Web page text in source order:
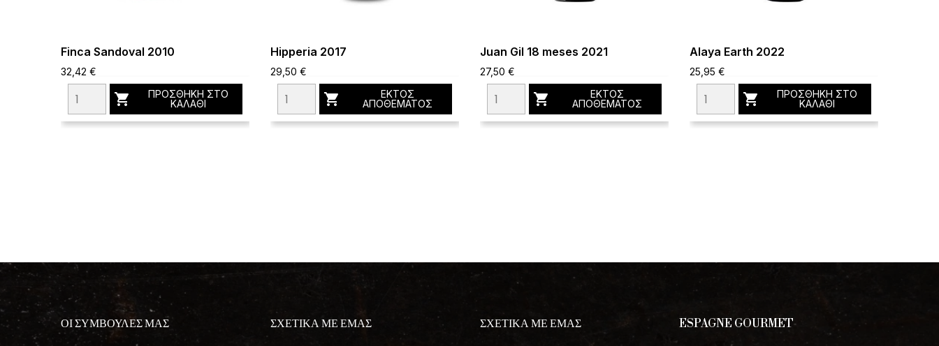
Finca Sandoval 2010
32,42 €

ΠΡΟΣΘΉΚΗ ΣΤΟ
ΚΑΛΆΘΙ
Hipperia 2017
29,50 €

ΕΚΤΌΣ
ΑΠΟΘΈΜΑΤΟΣ
Juan Gil 18 meses 2021
27,50 €

ΕΚΤΌΣ
ΑΠΟΘΈΜΑΤΟΣ
Alaya Earth 2022
25,95 €

ΠΡΟΣΘΉΚΗ ΣΤΟ
ΚΑΛΆΘΙ
ΟΙ ΣΥΜΒΟΥΛΕΣ ΜΑΣ ΣΧΕΤΙΚΑ ΜΕ ΕΜΑΣ ΣΧΕΤΙΚΑ ΜΕ ΕΜΑΣ ESPAGNE GOURMET